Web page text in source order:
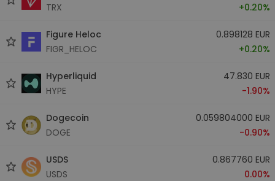
TRX
+0.20%
Figure Heloc
FIGR_HELOC
0.898128 EUR
+0.20%
Hyperliquid
HYPE
47.830 EUR
-1.90%
Dogecoin
DOGE
0.059804000 EUR
-0.90%
USDS
USDS
0.867760 EUR
0.00%